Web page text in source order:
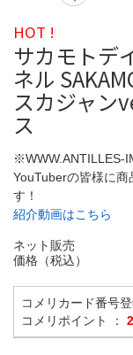
HOT !
サカモトデ
ネル
スカジャン
ス
※WWW.ANTILLES-
YouTuberの皆様に商
す！
紹介動画はこちら
ネット販売
価格（税込）
コメリカード番号
コメリポイント ：